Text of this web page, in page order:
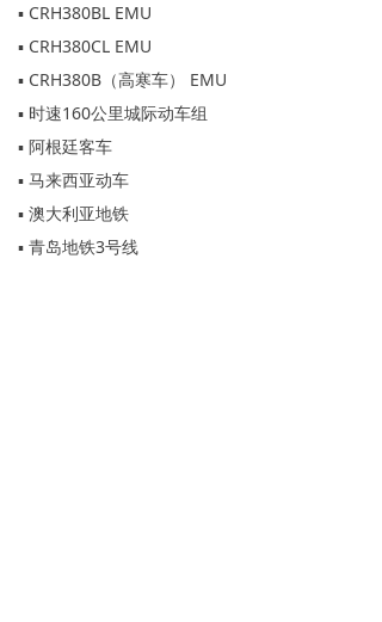
▪ CRH380BL EMU
▪ CRH380CL EMU
▪ CRH380B（高寒车） EMU
▪ 时速160公里城际动车组
▪ 阿根廷客车
▪ 马来西亚动车
▪ 澳大利亚地铁
▪ 青岛地铁3号线